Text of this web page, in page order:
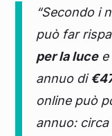
“Secondo i
può far
per la lucee
annuo di
online può
annuo: circa